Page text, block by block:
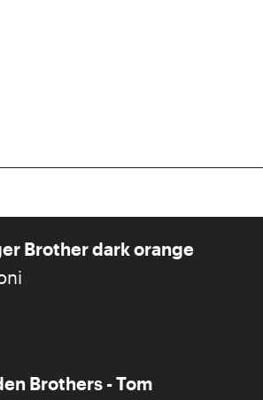
Brother dark orange
Brothers - Tom